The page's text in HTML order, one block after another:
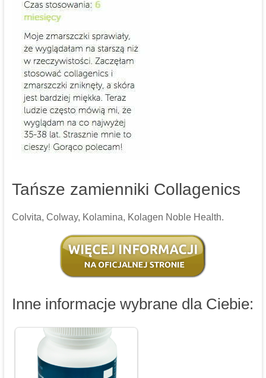
Tańsze zamienniki Collagenics
Colvita, Colway, Kolamina, Kolagen Noble Health.
Inne informacje wybrane dla Ciebie: